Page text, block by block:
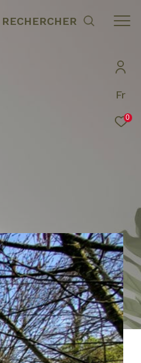
Fr
0
RECHERCHER